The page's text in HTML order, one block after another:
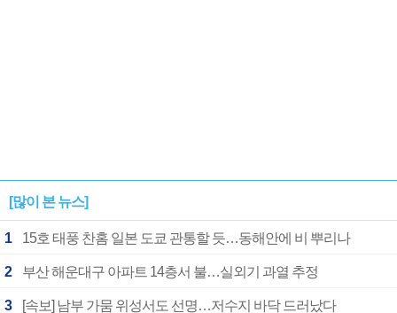
[많이 본 뉴스]
1 15호 태풍 찬홈 일본 도쿄 관통할 듯…동해안에 비 뿌리나
2 부산 해운대구 아파트 14층서 불…실외기 과열 추정
3 [속보] 남부 가뭄 위성서도 선명…저수지 바닥 드러났다